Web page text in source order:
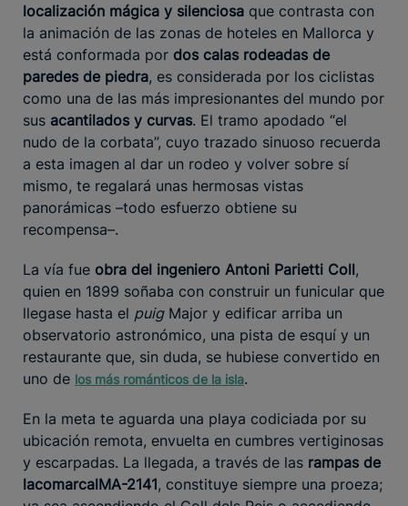
localización mágica y silenciosa que contrasta con
la animación de las zonas de hoteles en Mallorca y
está conformada por dos calas rodeadas de
paredes de piedra, es considerada por los ciclistas
como una de las más impresionantes del mundo por
sus acantilados y curvas. El tramo apodado “el
nudo de la corbata”, cuyo trazado sinuoso recuerda
a esta imagen al dar un rodeo y volver sobre sí
mismo, te regalará unas hermosas vistas
panorámicas –todo esfuerzo obtiene su
recompensa–.
La vía fue obra del ingeniero Antoni Parietti Coll,
quien en 1899 soñaba con construir un funicular que
llegase hasta el puigMajor y edificar arriba un
observatorio astronómico, una pista de esquí y un
restaurante que, sin duda, se hubiese convertido en
uno de los más románticos de la isla.
En la meta te aguarda una playa codiciada por su
ubicación remota, envuelta en cumbres vertiginosas
y escarpadas. La llegada, a través de las rampas de
lacomarcalMA-2141, constituye siempre una proeza;